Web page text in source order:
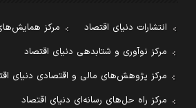
انتشارات دنیای اقتصاد
مرکز
مرکز نوآوری و شتابدهی دنیای اقتصاد
مرکز پژوهش‌های مالی و اقتصادی دنیای
مرکز راه حل‌های رسانه‌ای دنیای اقتصاد